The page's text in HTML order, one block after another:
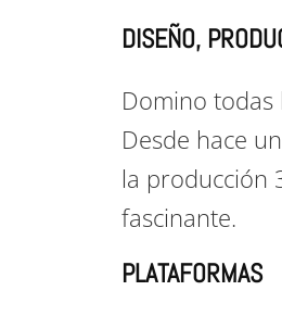
DISEÑO,
Domino todas
Desde hace
la producción
fascinante.
PLATAFORMAS